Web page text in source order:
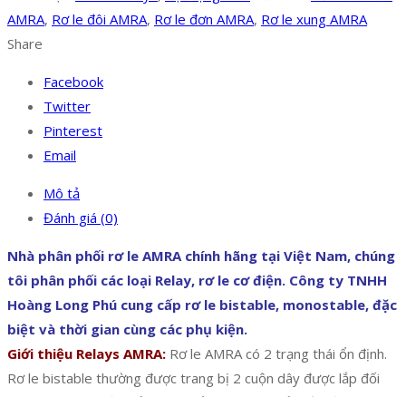
AMRA, Rơ le đôi AMRA, Rơ le đơn AMRA, Rơ le xung AMRA
Share
Facebook
Twitter
Pinterest
Email
Mô tả
Đánh giá (0)
Nhà phân phối rơ le AMRA chính hãng tại Việt Nam, chúng
tôi phân phối các loại Relay, rơ le cơ điện. Công ty TNHH
Hoàng Long Phú cung cấp rơ le bistable, monostable, đặc
biệt và thời gian cùng các phụ kiện.
Giới thiệu Relays AMRA: Rơ le AMRA có 2 trạng thái ổn định.
Rơ le bistable thường được trang bị 2 cuộn dây được lắp đối